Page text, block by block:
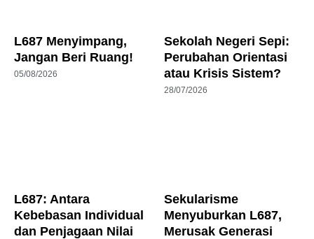
L687 Menyimpang,
Jangan Beri Ruang!
05/08/2026
Sekolah Negeri Sepi:
Perubahan Orientasi
atau Krisis Sistem?
28/07/2026
L687: Antara
Kebebasan Individual
dan Penjagaan Nilai
Sekularisme
Menyuburkan L687,
Merusak Generasi